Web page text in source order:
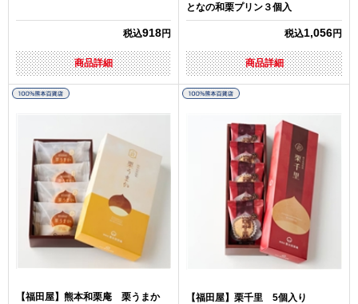
税込918円
商品詳細
となの和栗プリン３個入
税込1,056円
商品詳細
【福田屋】熊本和栗庵 栗うまか
【福田屋】栗千里 5個入り